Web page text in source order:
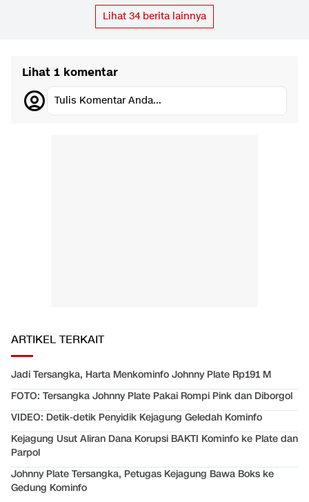
Lihat 34 berita lainnya
Lihat 1 komentar
Tulis Komentar Anda...
ARTIKEL TERKAIT
Jadi Tersangka, Harta Menkominfo Johnny Plate Rp191 M
FOTO: Tersangka Johnny Plate Pakai Rompi Pink dan Diborgol
VIDEO: Detik-detik Penyidik Kejagung Geledah Kominfo
Kejagung Usut Aliran Dana Korupsi BAKTI Kominfo ke Plate dan
Parpol
Johnny Plate Tersangka, Petugas Kejagung Bawa Boks ke
Gedung Kominfo